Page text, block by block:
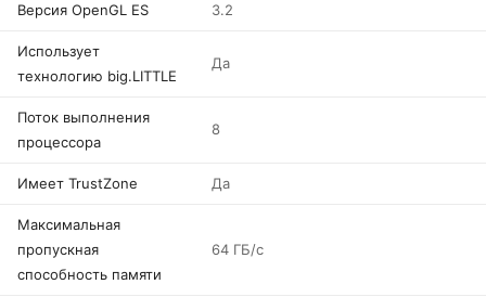
Версия OpenGL ES 3.2
Использует
технологию big.LITTLE
Да
Поток выполнения
процессора
8
Имеет TrustZone Да
Максимальная
пропускная
способность памяти
64 ГБ/с